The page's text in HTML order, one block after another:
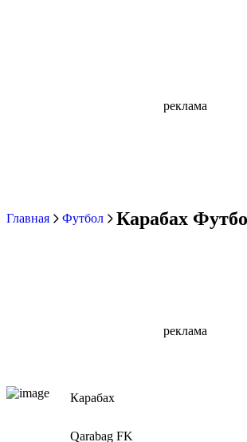
реклама
Главная Футбол Карабах
реклама
Карабах
Qarabag FK